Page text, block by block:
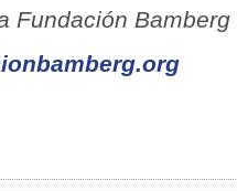
Fundación Bamberg